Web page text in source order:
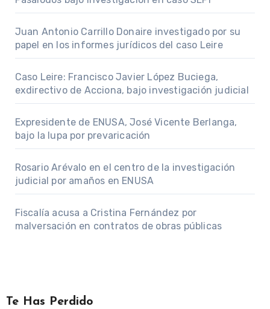
Juan Antonio Carrillo Donaire investigado por su
papel en los informes jurídicos del caso Leire
Caso Leire: Francisco Javier López Buciega,
exdirectivo de Acciona, bajo investigación judicial
Expresidente de ENUSA, José Vicente Berlanga,
bajo la lupa por prevaricación
Rosario Arévalo en el centro de la investigación
judicial por amaños en ENUSA
Fiscalía acusa a Cristina Fernández por
malversación en contratos de obras públicas
Te Has Perdido